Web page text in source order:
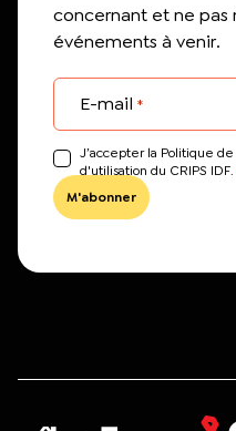
concernant et ne pas
événements à venir.
E-mail *
J’accepter la Politique
d'utilisation du CRIPS IDF.